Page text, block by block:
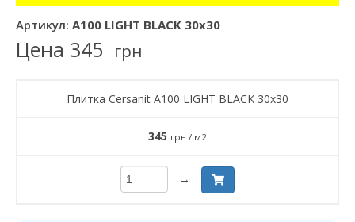
Артикул: A100 LIGHT BLACK 30x30
Цена 345 грн
Плитка Cersanit A100 LIGHT BLACK 30x30
345 грн / м2
→